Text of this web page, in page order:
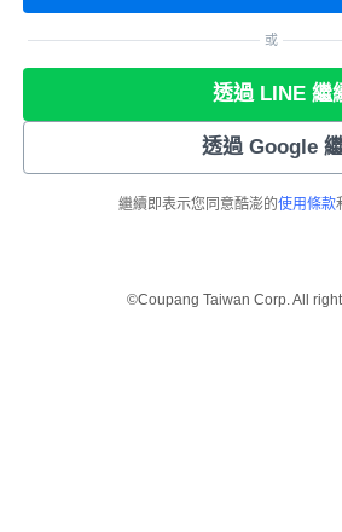
或
透過 LINE 繼
透過 Google
繼續即表示您同意酷澎的使用條款
©Coupang Taiwan Corp. All